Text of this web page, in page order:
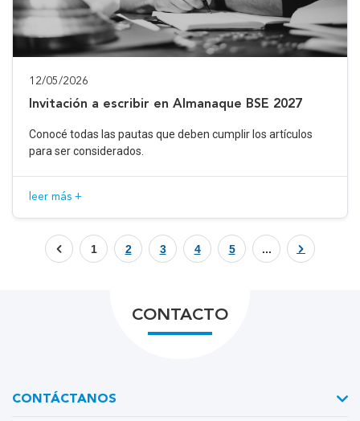
12/05/2026
Invitación a escribir en Almanaque BSE 2027
Conocé todas las pautas que deben cumplir los artículos
para ser considerados.
leer más +
1 2 3 4 5 ...
CONTACTO
CONTÁCTANOS